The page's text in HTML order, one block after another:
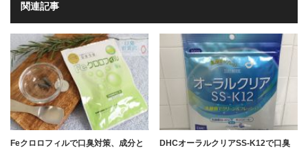
関連記事
Feクロロフィルで口臭対策、成分と
DHCオーラルクリアSS-K12で口臭